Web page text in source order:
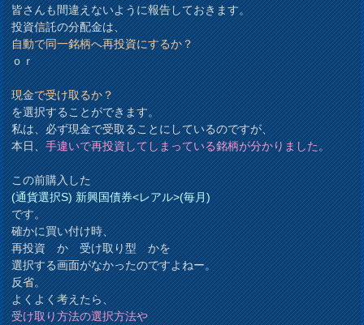
皆さんも間違えないように報告しておきます。
投資信託の分配金は、
自動で同一銘柄へ再投資にするか？
ｏｒ
現金で受け取るか？
を選択することができます。
私は、必ず現金で受取ることにしているのですが、
本日、手違いで再投資してしまっている銘柄が分かりました。
この前購入した
(通貨選択S) 新興国債券<レアル>(毎月)
です。
確かに買い付け時、
再投資 か 受け取り型 かを
選択する画面がなかったのですよねー。
反省。
よくよく考えたら、
受け取り方法の選択方法や